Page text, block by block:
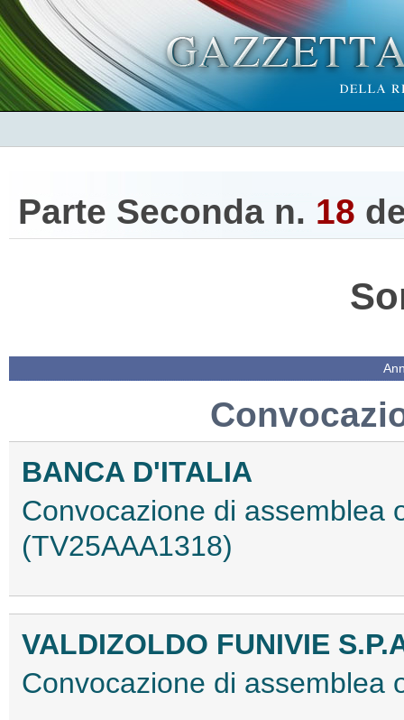
Parte Seconda n. 18
BANCA D'ITALIA
Convocazione di assemblea
(TV25AAA1318)
VALDIZOLDO FUNIVIE
Convocazione di assemblea